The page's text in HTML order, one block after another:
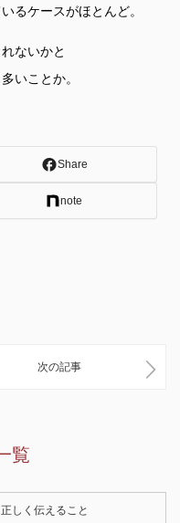
るケースがほとんど。
ないかと
いことか。
Share
note
次の記事
覧
しく伝えること